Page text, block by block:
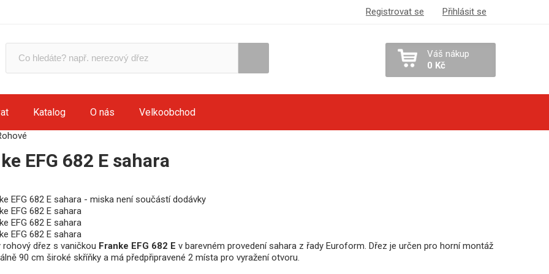
Registrovat se Přihlásit se
Váš nákup
0 Kč
Katalog O nás Velkoobchod
EFG 682 E sahara
rohový dřez s vaničkou Franke EFG 682 E v barevném provedení sahara z řady Euroform. Dřez je určen pro horní montáž
90 cm široké skříňky a má předpřipravené 2 místa pro vyražení otvoru.